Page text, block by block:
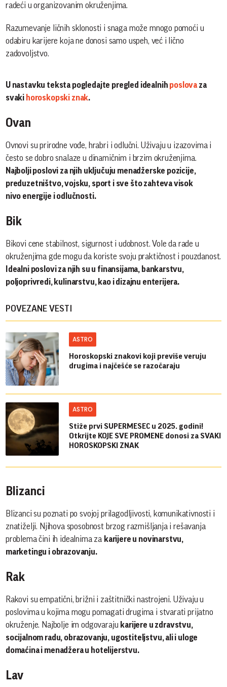
radeći u organizovanim okruženjima.
Razumevanje ličnih sklonosti i snaga može mnogo pomoći u
odabiru karijere koja ne donosi samo uspeh, već i lično
zadovoljstvo.
U nastavku teksta pogledajte pregled idealnih poslova za
svaki horoskopski znak.
Ovan
Ovnovi su prirodne vođe, hrabri i odlučni. Uživaju u izazovima i
često se dobro snalaze u dinamičnim i brzim okruženjima.
Najbolji poslovi za njih uključuju menadžerske pozicije,
preduzetništvo, vojsku, sport i sve što zahteva visok
nivo energije i odlučnosti.
Bik
Bikovi cene stabilnost, sigurnost i udobnost. Vole da rade u
okruženjima gde mogu da koriste svoju praktičnost i pouzdanost.
Idealni poslovi za njih su u finansijama, bankarstvu,
poljoprivredi, kulinarstvu, kao i dizajnu enterijera.
POVEZANE VESTI
ASTRO
Horoskopski znakovi koji previše veruju
drugima i najčešće se razočaraju
ASTRO
Stiže prvi SUPERMESEC u 2025. godini!
Otkrijte KOJE SVE PROMENE donosi za SVAKI
HOROSKOPSKI ZNAK
Blizanci
Blizanci su poznati po svojoj prilagodljivosti, komunikativnosti i
znatiželji. Njihova sposobnost brzog razmišljanja i rešavanja
problema čini ih idealnima za karijere u novinarstvu,
marketingu i obrazovanju.
Rak
Rakovi su empatični, brižni i zaštitnički nastrojeni. Uživaju u
poslovima u kojima mogu pomagati drugima i stvarati prijatno
okruženje. Najbolje im odgovaraju karijere u zdravstvu,
socijalnom radu, obrazovanju, ugostiteljstvu, ali i uloge
domaćina i menadžera u hotelijerstvu.
Lav